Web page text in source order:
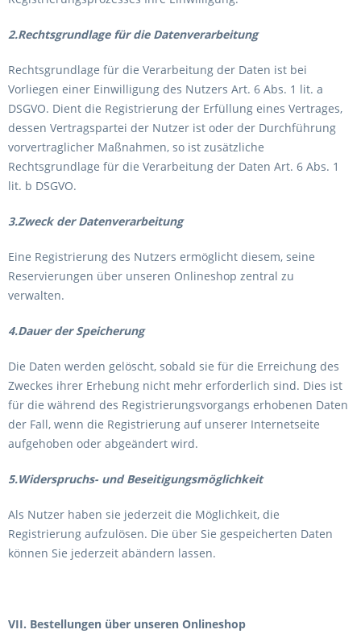
2.Rechtsgrundlage für die Datenverarbeitung
Rechtsgrundlage für die Verarbeitung der Daten ist bei
Vorliegen einer Einwilligung des Nutzers Art. 6 Abs. 1 lit. a
DSGVO. Dient die Registrierung der Erfüllung eines Vertrages,
dessen Vertragspartei der Nutzer ist oder der Durchführung
vorvertraglicher Maßnahmen, so ist zusätzliche
Rechtsgrundlage für die Verarbeitung der Daten Art. 6 Abs. 1
lit. b DSGVO.
3.Zweck der Datenverarbeitung
Eine Registrierung des Nutzers ermöglicht diesem, seine
Reservierungen über unseren Onlineshop zentral zu
verwalten.
4.Dauer der Speicherung
Die Daten werden gelöscht, sobald sie für die Erreichung des
Zweckes ihrer Erhebung nicht mehr erforderlich sind. Dies ist
für die während des Registrierungsvorgangs erhobenen Daten
der Fall, wenn die Registrierung auf unserer Internetseite
aufgehoben oder abgeändert wird.
5.Widerspruchs- und Beseitigungsmöglichkeit
Als Nutzer haben sie jederzeit die Möglichkeit, die
Registrierung aufzulösen. Die über Sie gespeicherten Daten
können Sie jederzeit abändern lassen.
VII. Bestellungen über unseren Onlineshop